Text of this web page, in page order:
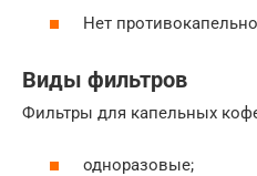
Нет
Виды фильтров
Фильтры для капельных
одноразовые;